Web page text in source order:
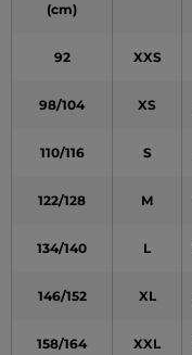
(cm)
92 XXS
98/104 XS
110/116 S
122/128 M
134/140 L
146/152 XL
158/164 XXL